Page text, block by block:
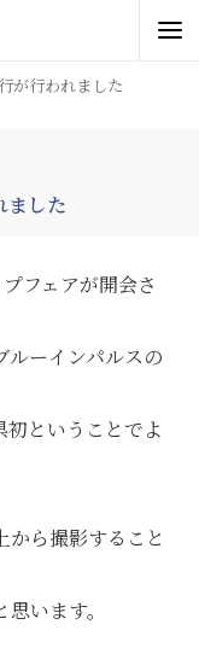
が行われました
ました
フェアが開会さ
ルーインパルスの
初ということでよ
から撮影すること
います。